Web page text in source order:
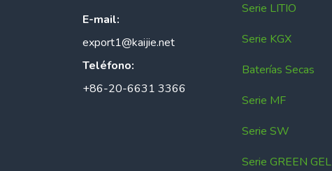
E-mail:
export1@kaijie.net
Teléfono:
+86-20-6631 3366
Serie LITIO
Serie KGX
Baterías Secas
Serie MF
Serie SW
Serie GREEN GEL